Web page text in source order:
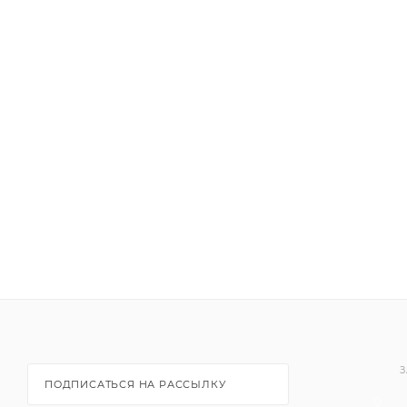
ПОДПИСАТЬСЯ НА РАССЫЛКУ